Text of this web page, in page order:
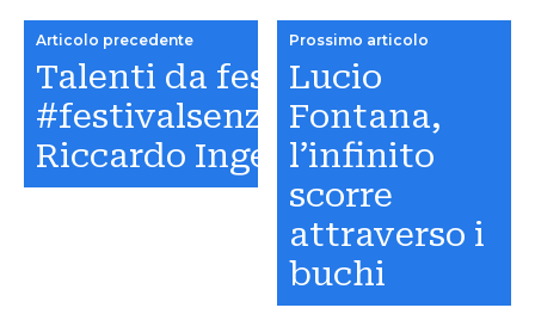
Articolo precedente
Talenti da festival al
#festivalsenzafestival:
Riccardo Inge
Prossimo articolo
Lucio
Fontana,
l’infinito
scorre
attraverso i
buchi